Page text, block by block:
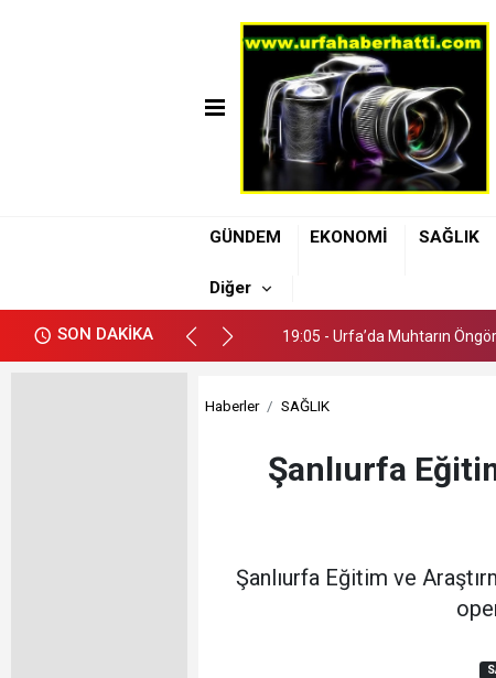
GÜNDEM EKONOMİ SAĞLIK
Diğer
SON DAKİKA
19:11 - Şanlıurfa Büyükşehir
19:05 - Urfa’da Muhtarın
Haberler SAĞLIK
Şanlıurfa
Şanlıurfa Eğitim ve